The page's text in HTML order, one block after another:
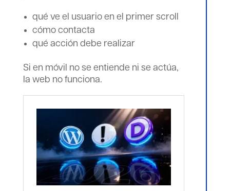
qué ve el usuario en el primer scroll
cómo contacta
qué acción debe realizar
Si en móvil no se entiende ni se actúa,
la web no funciona.